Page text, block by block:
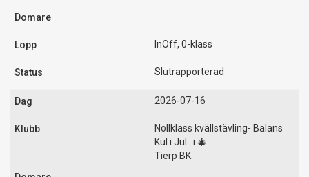
InOff, 0-klass
Slutrapporterad
2026-07-16
Nollklass kvällstävling- Balans
Kul i Jul...i 🎄
Tierp BK